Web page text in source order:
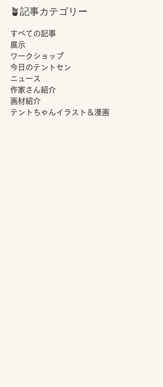
🪴記事カテゴリー
すべての記事
展示
ワークショップ
今日のテントセン
ニュース
作家さん紹介
画材紹介
テントちゃんイラスト＆漫画